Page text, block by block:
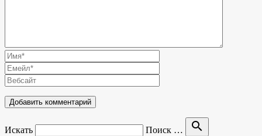
Искать Поиск … search